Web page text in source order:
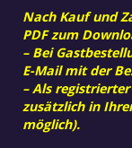
Nach Kauf und
PDF zum
– Bei
E-Mail mit der
– Als
zusätzlich in
möglich).